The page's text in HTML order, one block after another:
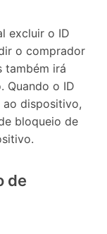
excluir o ID
o comprador
também irá
Quando o ID
dispositivo,
bloqueio de
de